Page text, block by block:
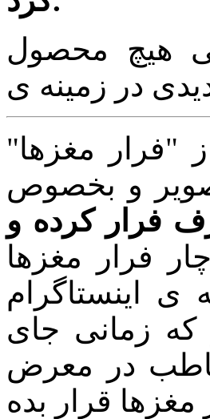
باشید از سال 2019 سونی هیچ محصول
"فرار مغزها"
و بخصوص
فرار کرده و
فرار مغزها
اینستاگرام
زمانی جای
در معرض